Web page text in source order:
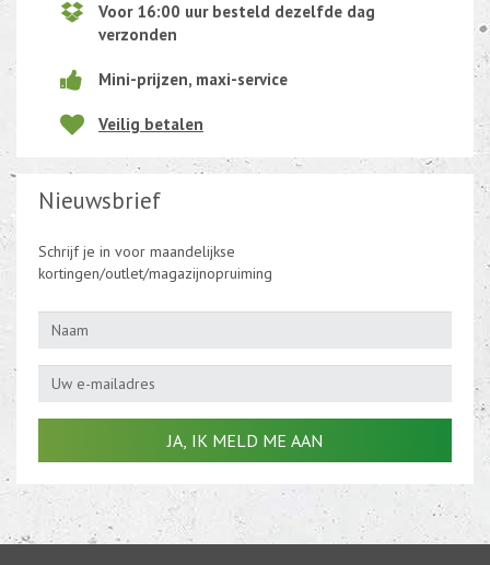
Voor 16:00 uur besteld dezelfde dag
verzonden
Mini-prijzen, maxi-service
Veilig betalen
Nieuwsbrief
Schrijf je in voor maandelijkse
kortingen/outlet/magazijnopruiming